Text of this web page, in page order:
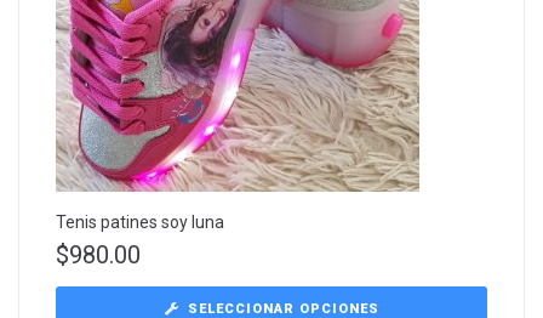
Tenis patines soy luna
$980.00
SELECCIONAR OPCIONES